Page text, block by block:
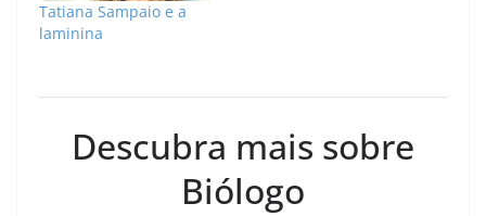
Tatiana Sampaio e a
laminina
Descubra mais sobre
Biólogo